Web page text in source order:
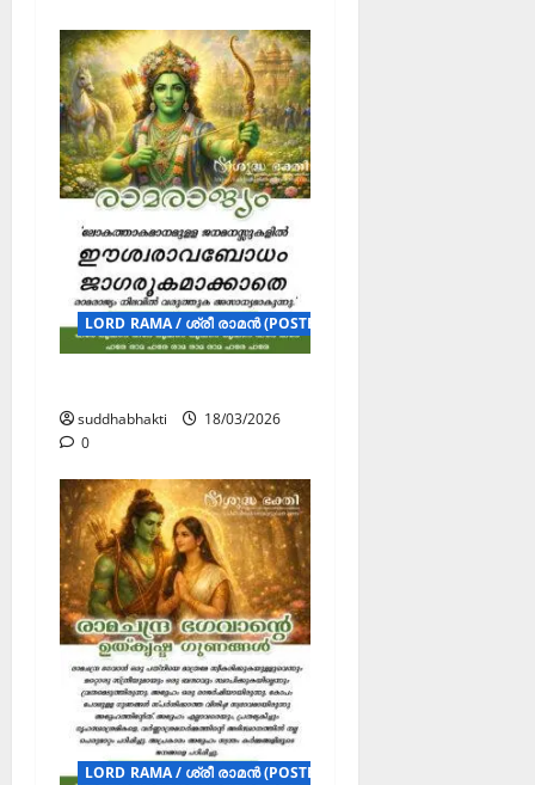
LORD RAMA / ശ്രീ രാമൻ (POSTERS)
suddhabhakti
18/03/2026
0
LORD RAMA / ശ്രീ രാമൻ (POSTERS)